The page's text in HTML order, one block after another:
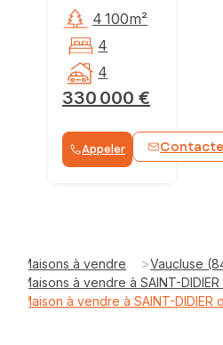
330 000 €
4 100m²
4
4
Appeler
Maisons à vendre >Vaucluse
Maisons à vendre à SAINT-
Maison à vendre à SAINT-DIDIER